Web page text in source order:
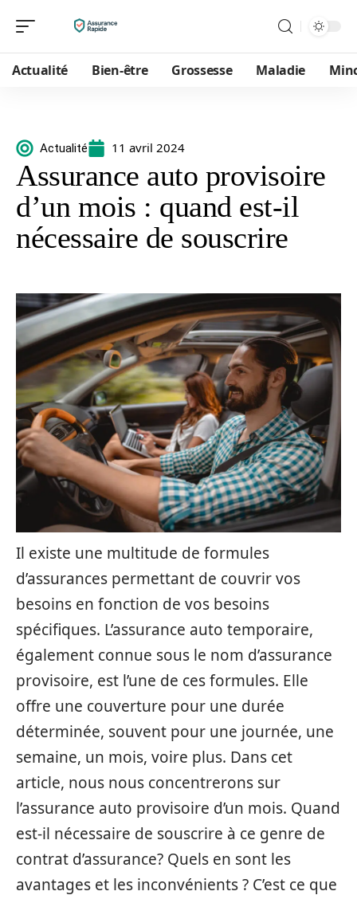
Actualité Bien-être Grossesse Maladie
Actualité 11 avril 2024
Assurance auto provisoire
d’un mois : quand est-il
nécessaire de souscrire
Il existe une multitude de formules
d’assurances permettant de couvrir vos
besoins en fonction de vos besoins
spécifiques. L’assurance auto temporaire,
également connue sous le nom d’assurance
provisoire, est l’une de ces formules. Elle
offre une couverture pour une durée
déterminée, souvent pour une journée, une
semaine, un mois, voire plus. Dans cet
article, nous nous concentrerons sur
l’assurance auto provisoire d’un mois. Quand
est-il nécessaire de souscrire à ce genre de
contrat d’assurance? Quels en sont les
avantages et les inconvénients ? C’est ce que